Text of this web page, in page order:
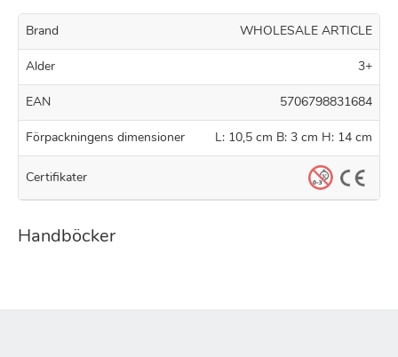
Brand WHOLESALE ARTICLE
Alder 3+
EAN 5706798831684
Förpackningens dimensioner L: 10,5 cm B: 3 cm H: 14 cm
Certifikater
Handböcker